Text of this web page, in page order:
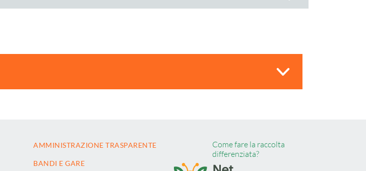
AMMINISTRAZIONE TRASPARENTE
BANDI E GARE
Come fare la raccolta
differenziata?